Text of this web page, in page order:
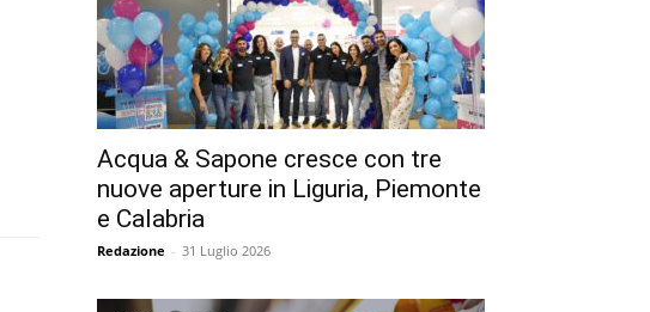
Acqua & Sapone cresce con tre
nuove aperture in Liguria, Piemonte
e Calabria
Redazione - 31 Luglio 2026